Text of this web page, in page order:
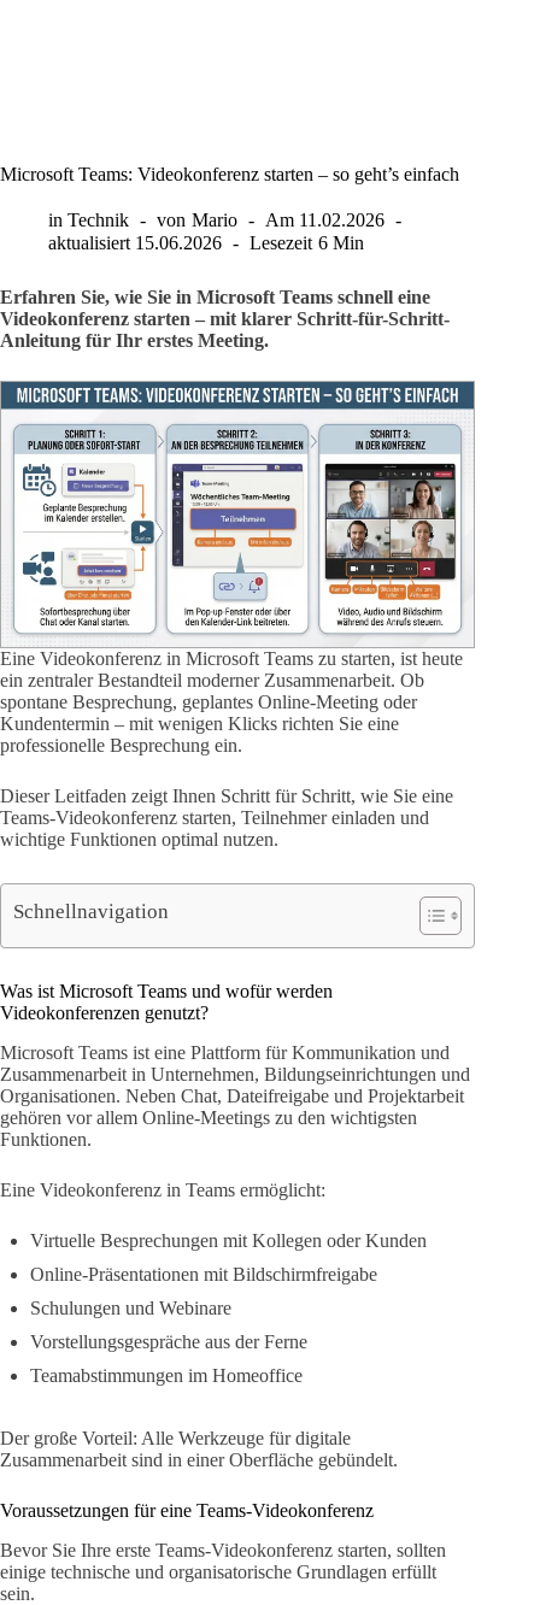
Microsoft Teams: Videokonferenz starten – so geht’s einfach
in Technik von Mario Am 11.02.2026
aktualisiert 15.06.2026 Lesezeit 6 Min
Erfahren Sie, wie Sie in Microsoft Teams schnell eine
Videokonferenz starten – mit klarer Schritt-für-Schritt-
Anleitung für Ihr erstes Meeting.
Eine Videokonferenz in Microsoft Teams zu starten, ist heute
ein zentraler Bestandteil moderner Zusammenarbeit. Ob
spontane Besprechung, geplantes Online-Meeting oder
Kundentermin – mit wenigen Klicks richten Sie eine
professionelle Besprechung ein.
Dieser Leitfaden zeigt Ihnen Schritt für Schritt, wie Sie eine
Teams-Videokonferenz starten, Teilnehmer einladen und
wichtige Funktionen optimal nutzen.
Schnellnavigation
Was ist Microsoft Teams und wofür werden
Videokonferenzen genutzt?
Microsoft Teams ist eine Plattform für Kommunikation und
Zusammenarbeit in Unternehmen, Bildungseinrichtungen und
Organisationen. Neben Chat, Dateifreigabe und Projektarbeit
gehören vor allem Online-Meetings zu den wichtigsten
Funktionen.
Eine Videokonferenz in Teams ermöglicht:
Virtuelle Besprechungen mit Kollegen oder Kunden
Online-Präsentationen mit Bildschirmfreigabe
Schulungen und Webinare
Vorstellungsgespräche aus der Ferne
Teamabstimmungen im Homeoffice
Der große Vorteil: Alle Werkzeuge für digitale
Zusammenarbeit sind in einer Oberfläche gebündelt.
Voraussetzungen für eine Teams-Videokonferenz
Bevor Sie Ihre erste Teams-Videokonferenz starten, sollten
einige technische und organisatorische Grundlagen erfüllt
sein.